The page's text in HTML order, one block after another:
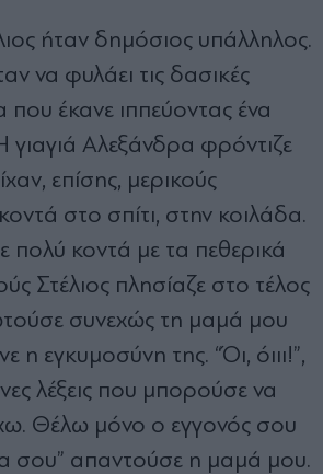
ήταν δημόσιος υπάλληλος.
να φυλάει τις δασικές
που έκανε ιππεύοντας ένα
Αλεξάνδρα φρόντιζε
επίσης, μερικούς
στο σπίτι, στην κοιλάδα.
κοντά με τα πεθερικά
Στέλιος πλησίαζε στο τέλος
συνεχώς τη μαμά μου
η εγκυμοσύνη της. “Όι, όιιι!”,
λέξεις που μπορούσε να
Θέλω μόνο ο εγγονός σου
σου” απαντούσε η μαμά μου.